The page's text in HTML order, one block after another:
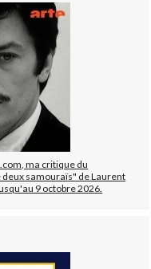
ma critique du
samouraïs" de Laurent
9 octobre 2026.